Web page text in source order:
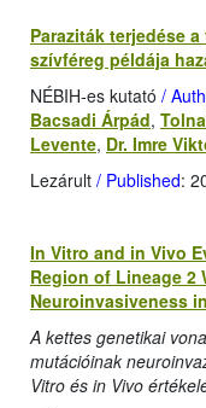
Paraziták terjedése
szívféreg példája
NÉBIH-es kutató /
Bacsadi Árpád,
Levente, Dr. Imre
Lezárult / Published:
In Vitro and in Vivo
Region of Lineage 2
Neuroinvasiveness
A kettes genetikai
mutációinak
Vitro és in Vivo